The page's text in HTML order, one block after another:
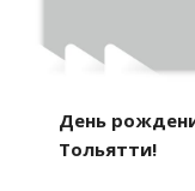
День
Тольятти!